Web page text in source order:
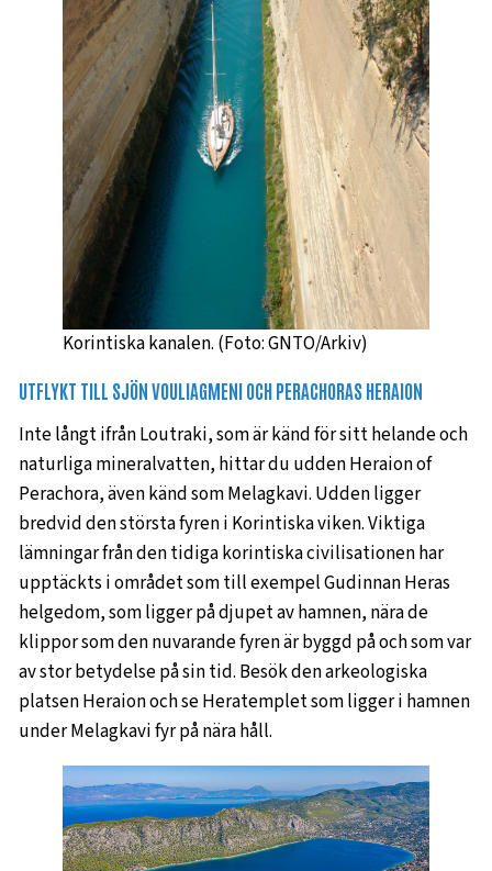
Korintiska kanalen. (Foto: GNTO/Arkiv)
UTFLYKT TILL SJÖN VOULIAGMENI OCH PERACHORAS HERAION
Inte långt ifrån Loutraki, som är känd för sitt helande och
naturliga mineralvatten, hittar du udden Heraion of
Perachora, även känd som Melagkavi. Udden ligger
bredvid den största fyren i Korintiska viken. Viktiga
lämningar från den tidiga korintiska civilisationen har
upptäckts i området som till exempel Gudinnan Heras
helgedom, som ligger på djupet av hamnen, nära de
klippor som den nuvarande fyren är byggd på och som var
av stor betydelse på sin tid. Besök den arkeologiska
platsen Heraion och se Heratemplet som ligger i hamnen
under Melagkavi fyr på nära håll.